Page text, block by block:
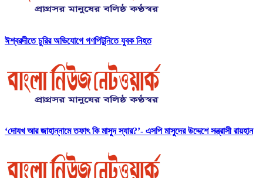
ঈশ্বরদীতে চুরির অভিযোগে গণপিটুনিতে যুবক নিহত
‘দোযখ আর জাহান্নামে তফাৎ কি মাসুদ স্যার?’- এসপি মাসুদের উদ্দেশে সন্ত্রাসী রায়হান